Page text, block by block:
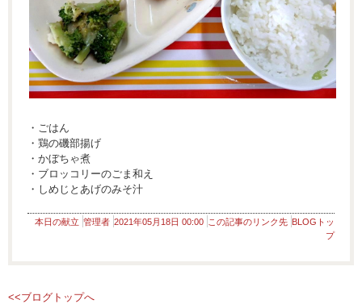
・ごはん
・鶏の磯部揚げ
・かぼちゃ煮
・ブロッコリーのごま和え
・しめじとあげのみそ汁
本日の献立 管理者 2021年05月18日 00:00 この記事のリンク先 BLOGトッ
プ
<<ブログトップへ